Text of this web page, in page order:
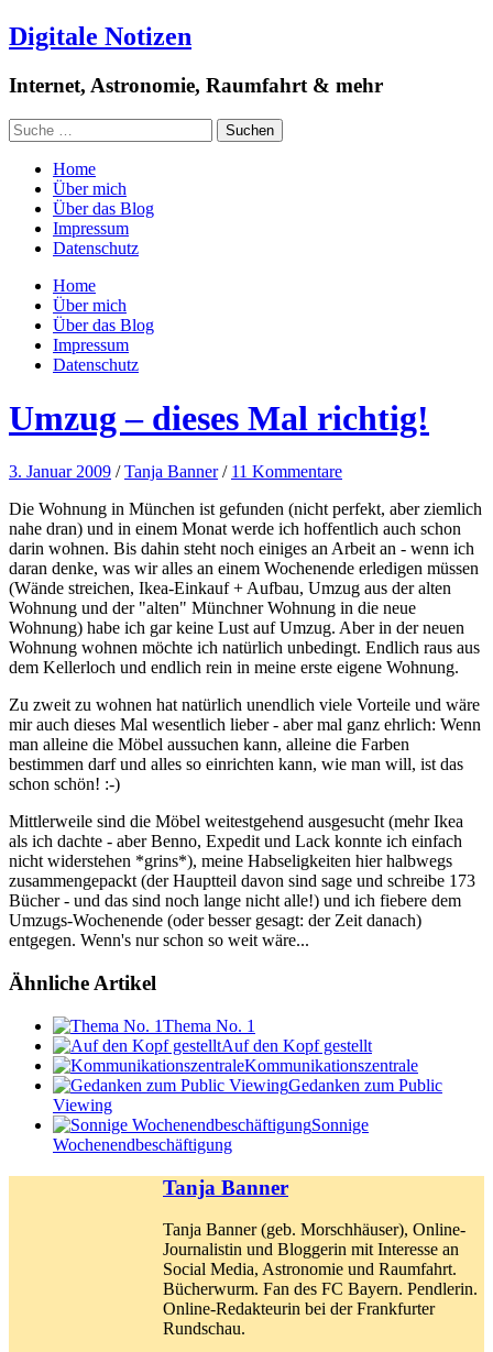
Digitale Notizen
Internet, Astronomie, Raumfahrt & mehr
Home
Über mich
Über das Blog
Impressum
Datenschutz
Home
Über mich
Über das Blog
Impressum
Datenschutz
Umzug – dieses Mal richtig!
3. Januar 2009 /Tanja Banner / 11 Kommentare
Die Wohnung in München ist gefunden (nicht perfekt, aber ziemlich
nahe dran) und in einem Monat werde ich hoffentlich auch schon
darin wohnen. Bis dahin steht noch einiges an Arbeit an - wenn ich
daran denke, was wir alles an einem Wochenende erledigen müssen
(Wände streichen, Ikea-Einkauf + Aufbau, Umzug aus der alten
Wohnung und der "alten" Münchner Wohnung in die neue
Wohnung) habe ich gar keine Lust auf Umzug. Aber in der neuen
Wohnung wohnen möchte ich natürlich unbedingt. Endlich raus aus
dem Kellerloch und endlich rein in meine erste eigene Wohnung.
Zu zweit zu wohnen hat natürlich unendlich viele Vorteile und wäre
mir auch dieses Mal wesentlich lieber - aber mal ganz ehrlich: Wenn
man alleine die Möbel aussuchen kann, alleine die Farben
bestimmen darf und alles so einrichten kann, wie man will, ist das
schon schön! :-)
Mittlerweile sind die Möbel weitestgehend ausgesucht (mehr Ikea
als ich dachte - aber Benno, Expedit und Lack konnte ich einfach
nicht widerstehen *grins*), meine Habseligkeiten hier halbwegs
zusammengepackt (der Hauptteil davon sind sage und schreibe 173
Bücher - und das sind noch lange nicht alle!) und ich fiebere dem
Umzugs-Wochenende (oder besser gesagt: der Zeit danach)
entgegen. Wenn's nur schon so weit wäre...
Ähnliche Artikel
Thema No. 1
Auf den Kopf gestellt
Kommunikationszentrale
Gedanken zum Public
Viewing
Sonnige
Wochenendbeschäftigung
Tanja Banner
Tanja Banner (geb. Morschhäuser), Online-
Journalistin und Bloggerin mit Interesse an
Social Media, Astronomie und Raumfahrt.
Bücherwurm. Fan des FC Bayern. Pendlerin.
Online-Redakteurin bei der Frankfurter
Rundschau.